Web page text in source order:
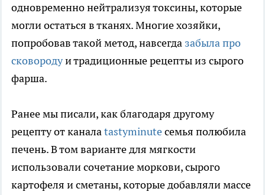
одновременно нейтрализуя токсины, которые
могли остаться в тканях. Многие хозяйки,
попробовав такой метод, навсегда забыла про
сковородуи традиционные рецепты из сырого
фарша.
Ранее мы писали, как благодаря другому
рецепту от каналаtastyminuteсемья полюбила
печень. В том варианте для мягкости
использовали сочетание моркови, сырого
картофеля и сметаны, которые добавляли массе